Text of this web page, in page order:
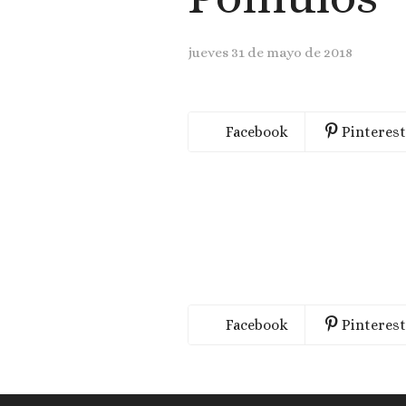
jueves 31 de mayo de 2018
Facebook Pinterest
Facebook Pinterest